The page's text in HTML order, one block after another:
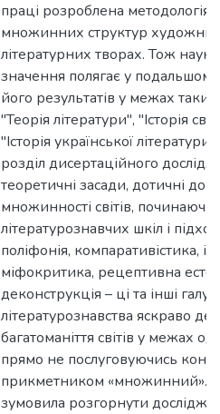
праці розроблена методологія
множинних структур художніх
літературних творах. Тож
значення полягає у
його результатів у межах
"Теорія літератури", "Історія
"Історія української
розділ дисертаційного
теоретичні засади, дотичні до
множинності світів, починаючи
літературознавчих шкіл і
поліфонія, компаративістика,
міфокритика, рецептивна
деконструкція – ці та інші галузі
літературознавства яскраво
багатоманіття світів у межах
прямо не послуговуючись
прикметником «множинний».
зумовила розгорнути